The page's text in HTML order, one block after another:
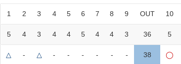
1 2 3 4 5 6 7 8 9 OUT 10
5 4 3 4 4 5 4 4 3 36 5
△ - △ - - - - - - 38 ◯